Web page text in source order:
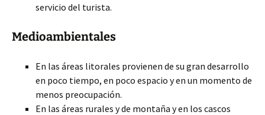
servicio del turista.
Medioambientales
En las áreas litorales provienen de su gran desarrollo
en poco tiempo, en poco espacio y en un momento de
menos preocupación.
En las áreas rurales y de montaña y en los cascos